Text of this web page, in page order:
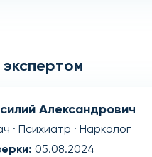
Александрович
· Психиатр · Нарколог
05.08.2024